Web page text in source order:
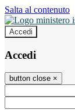
Salta al contenuto
Accedi
Accedi
button close ×